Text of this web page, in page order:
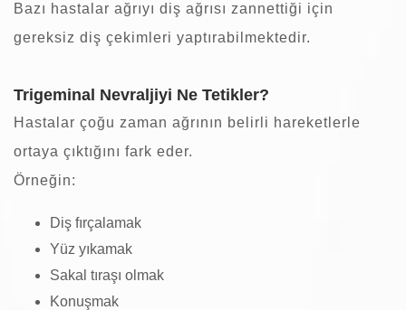
Bazı hastalar ağrıyı diş ağrısı zannettiği için
gereksiz diş çekimleri yaptırabilmektedir.
Trigeminal Nevraljiyi Ne Tetikler?
Hastalar çoğu zaman ağrının belirli hareketlerle
ortaya çıktığını fark eder.
Örneğin:
Diş fırçalamak
Yüz yıkamak
Sakal tıraşı olmak
Konuşmak